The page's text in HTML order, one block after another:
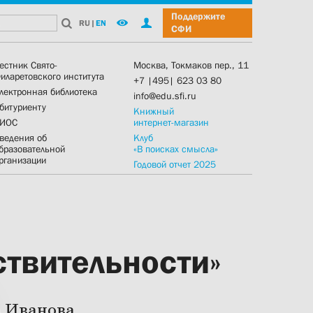
RU | EN
Поддержите
СФИ
Свято-
института
библиотека
об
Москва, Токмаков пер., 11
+7 |495| 623 03 80
info@edu.sfi.ru
Книжный
интернет-магазин
Клуб
«В поисках смысла»
Годовой отчет 2025